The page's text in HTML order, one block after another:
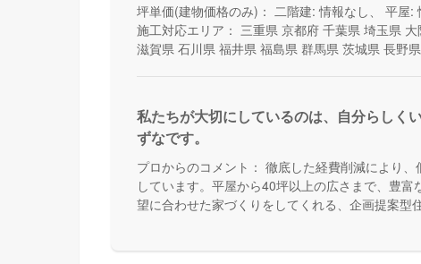
坪単価(建物価格のみ)： 二階建: 情報なし、 平屋:
施工対応エリア： 三重県 京都府 千葉県 埼玉県
滋賀県 石川県 福井県 福島県 群馬県 茨城県 長野県
私たちが大切にしているのは、自分らしく
ずなです。
プロからのコメント： 徹底した経費削減により
しています。平屋から40坪以上の広さまで、豊
望に合わせた家づくりをしてくれる、企画提案型